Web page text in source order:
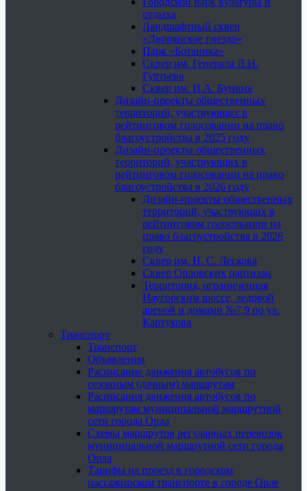
отдыха
Ландшафтный сквер
«Дворянское гнездо»
Парк «Ботаника»
Сквер им. Генерала Л.Н.
Гуртьева
Сквер им. И.А. Бунина
Дизайн-проекты общественных
территорий, участвующих в
рейтинговом голосовании на право
благоустройства в 2025 году
Дизайн-проекты общественных
территорий, участвующих в
рейтинговом голосовании на право
благоустройства в 2026 году
Дизайн-проекты общественных
территорий, участвующих в
рейтинговом голосовании на
право благоустройства в 2026
году
Сквер им. Н. С. Лескова
Сквер Орловских партизан
Территория, ограниченная
Наугорским шоссе, ледовой
ареной и домами №7,9 по ул.
Картукова
Транспорт
Транспорт
Объявления
Расписание движения автобусов по
сезонным (дачным) маршрутам
Расписания движения автобусов по
маршрутам муниципальной маршрутной
сети города Орла
Схемы маршрутов регулярных перевозок
муниципальной маршрутной сети города
Орла
Тарифы на проезд в городском
пассажирском транспорте в городе Орле